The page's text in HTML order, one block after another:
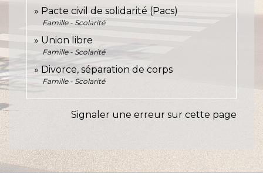
Pacte civil de solidarité (Pacs)
Famille - Scolarité
Union libre
Famille - Scolarité
Divorce, séparation de corps
Famille - Scolarité
Signaler une erreur sur cette page